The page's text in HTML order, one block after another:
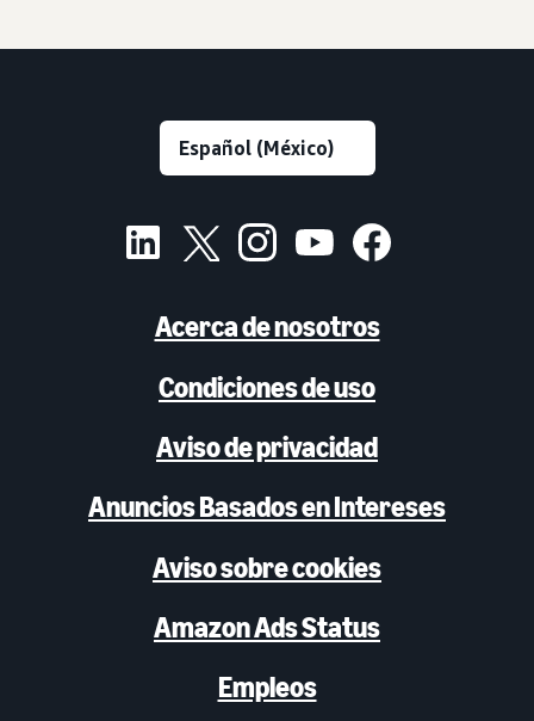
Acerca de nosotros
Condiciones de uso
Aviso de privacidad
Anuncios Basados en Intereses
Aviso sobre cookies
Amazon Ads Status
Empleos